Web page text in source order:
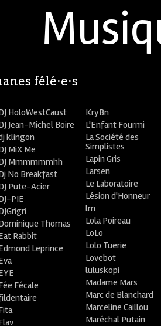
fêlé⋅e⋅s
HoloWestCaust
Jean-Michel Boire
klingon
MiX Me
Mmmmmmhh
No Breakfast
Pute-Acier
PIE
Thomas
Rabbit
Leprince
Fécale
KryBn
L'Enfant Fourmi
La Société des
Simplistes
Lapin Gris
Larsen
Le Laboratoire
Lésion d'Honneur
lm
Lola Poireau
LoLo
Lolo Tuerie
Lovebot
luluskopi
Madame Mars
Marc de Blanchard
Marceline Caillou
Maréchal Putain